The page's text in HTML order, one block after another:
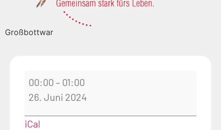
Großbottwar
00:00 – 01:00
26. Juni 2024
iCal